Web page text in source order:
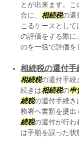
とが出来ます。こ
合に、 相続税の還
こるケースとし
の評価をする際に
のを一括で評価を
相続税の還付手
相続税の還付手続
続きは相続税の申
続税の還付手続き
務署へ書類を提出
続税の還付が行わ
は手順を誤った状